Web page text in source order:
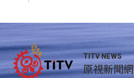
TITV NEWS
原視新聞網